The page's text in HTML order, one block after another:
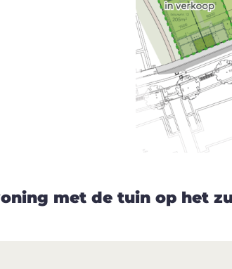
met de tuin op het